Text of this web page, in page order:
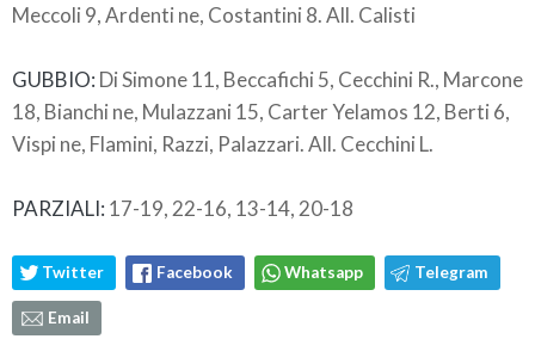
Meccoli 9, Ardenti ne, Costantini 8. All. Calisti
GUBBIO: Di Simone 11, Beccafichi 5, Cecchini R., Marcone
18, Bianchi ne, Mulazzani 15, Carter Yelamos 12, Berti 6,
Vispi ne, Flamini, Razzi, Palazzari. All. Cecchini L.
PARZIALI: 17-19, 22-16, 13-14, 20-18
Twitter Facebook Whatsapp Telegram
Email